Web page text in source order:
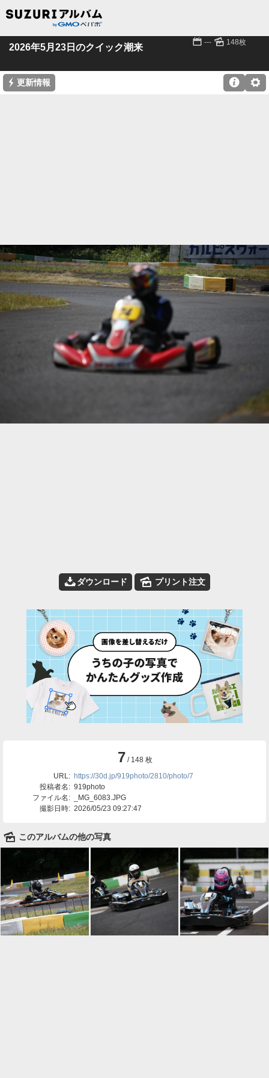
2026年5月23日のクイック潮来 📅 --- 🌄 148枚
⚡ 更新情報 ⚙

📥ダウンロード 🌄 プリント注文
7 / 148 枚
URL: https://30d.jp/919photo/2810/photo/7
投稿者名: 919photo
ファイル名:
_MG_6083.JPG
撮影日時: 2026/05/23 09:27:47
🌄 このアルバムの他の写真